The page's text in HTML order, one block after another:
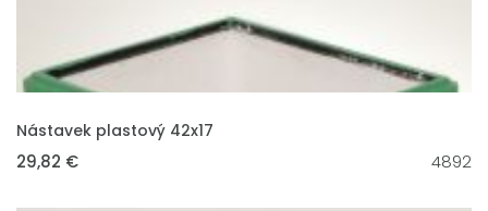
VLOŽIT DO KOŠÍKU
Nástavek plastový 42x17
29,82 € 4892